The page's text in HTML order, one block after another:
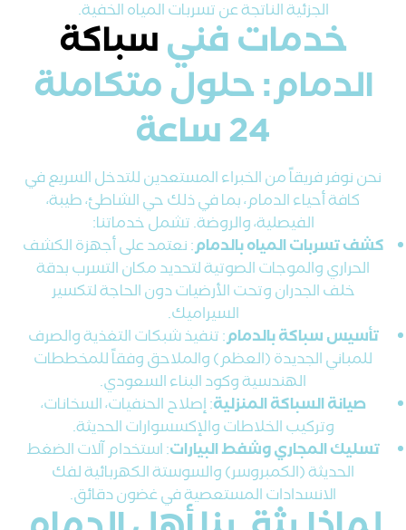
الجزئية الناتجة عن تسربات المياه الخفية.
خدمات فنيسباكة
الدمام: حلول متكاملة
24 ساعة
نحن نوفر فريقاً من الخبراء المستعدين للتدخل السريع في
كافة أحياء الدمام، بما في ذلك حي الشاطئ، طيبة،
الفيصلية، والروضة.تشمل خدماتنا:
كشف تسربات المياه بالدمام: نعتمد على أجهزة الكشف
الحراري والموجات الصوتية لتحديد مكان التسرب بدقة
خلف الجدران وتحت الأرضيات دون الحاجة لتكسير
السيراميك.
تأسيس سباكة بالدمام: تنفيذ شبكات التغذية والصرف
للمباني الجديدة (العظم) والملاحق وفقاً للمخططات
الهندسية وكود البناء السعودي.
صيانة السباكة المنزلية: إصلاح الحنفيات، السخانات،
وتركيب الخلاطات والإكسسوارات الحديثة.
تسليك المجاري وشفط البيارات: استخدام آلات الضغط
الحديثة (الكمبروسر) والسوستة الكهربائية لفك
الانسدادات المستعصية في غضون دقائق.